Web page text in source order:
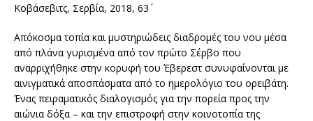
Κοβάσεβιτς, Σερβία, 2018, 63΄
Απόκοσμα τοπία και μυστηριώδεις διαδρομές του νου μέσα
από πλάνα γυρισμένα από τον πρώτο Σέρβο που
αναρριχήθηκε στην κορυφή του Έβερεστ συνυφαίνονται με
αινιγματικά αποσπάσματα από το ημερολόγιο του ορειβάτη.
Ένας πειραματικός διαλογισμός για την πορεία προς την
αιώνια δόξα – και την επιστροφή στην κοινοτοπία της